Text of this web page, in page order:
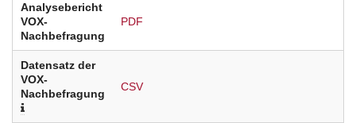
Analysebericht
VOX-
Nachbefragung
PDF
Datensatz der
VOX-
Nachbefragung
CSV